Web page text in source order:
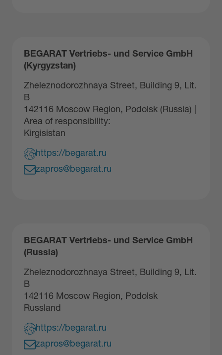
BEGARAT Vertriebs- und Service GmbH
(Kyrgyzstan)
Zheleznodorozhnaya Street, Building 9, Lit.
B
142116 Moscow Region, Podolsk (Russia) |
Area of responsibility:
Kirgisistan
https://begarat.ru
zapros@begarat.ru
BEGARAT Vertriebs- und Service GmbH
(Russia)
Zheleznodorozhnaya Street, Building 9, Lit.
B
142116 Moscow Region, Podolsk
Russland
https://begarat.ru
zapros@begarat.ru